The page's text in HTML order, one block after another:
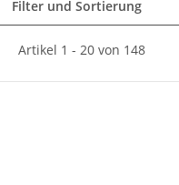
Filter und Sortierung
Artikel 1 - 20 von 148